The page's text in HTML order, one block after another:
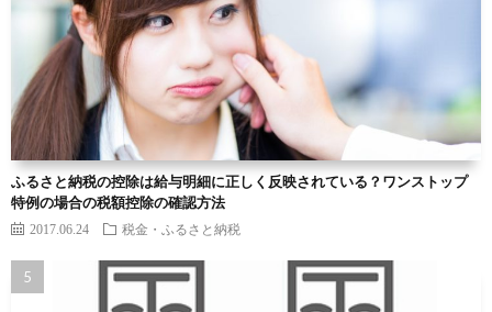
ふるさと納税の控除は給与明細に正しく反映されている？ワンストップ
特例の場合の税額控除の確認方法
2017.06.24 税金・ふるさと納税